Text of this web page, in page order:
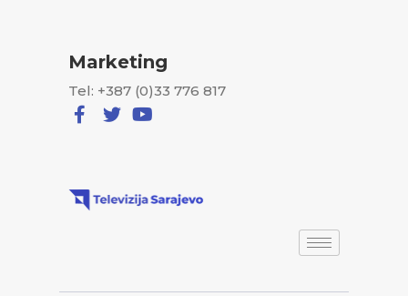
Marketing
Tel: +387 (0)33 776 817